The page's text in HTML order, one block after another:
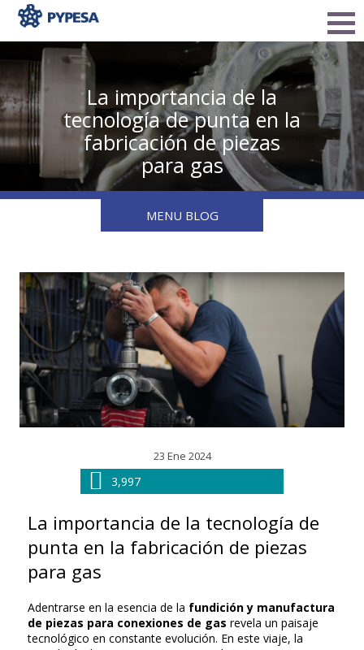
La importancia de la
tecnología de punta en la
fabricación de piezas
para gas
MENU BLOG
23 Ene 2024
3,997
La importancia de la tecnología de
punta en la fabricación de piezas
para gas
Adentrarse en la esencia de la fundición y manufactura
de piezas para conexiones de gas revela un paisaje
tecnológico en constante evolución. En este viaje, la